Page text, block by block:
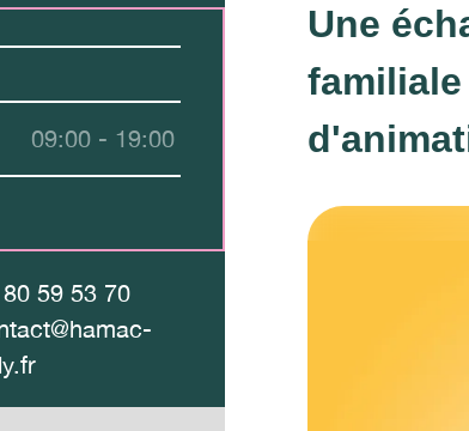
09:00 - 19:00
59 53 70
Une